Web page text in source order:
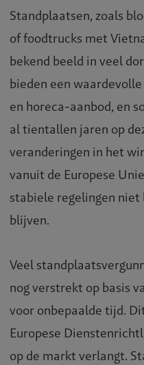
Standplaatsen, zoals
of foodtrucks met
bekend beeld in veel
bieden een
en horeca-aanbod, en
al tientallen jaren op
veranderingen in het
vanuit de Europese
stabiele regelingen
blijven.
Veel
nog verstrekt op basis
voor onbepaalde tijd.
Europese
op de markt verlangt.